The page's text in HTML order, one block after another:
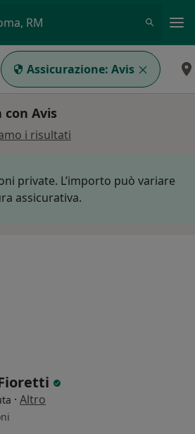
RM
Assicurazione: Avis
con Avis
i risultati
private. L’importo può variare
assicurativa.
· Altro